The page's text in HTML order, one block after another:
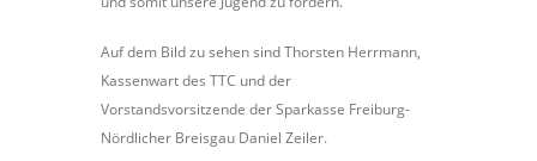
Auf dem Bild zu sehen sind Thorsten Herrmann,
Kassenwart des TTC und der
Vorstandsvorsitzende der Sparkasse Freiburg-
Nördlicher Breisgau Daniel Zeiler.